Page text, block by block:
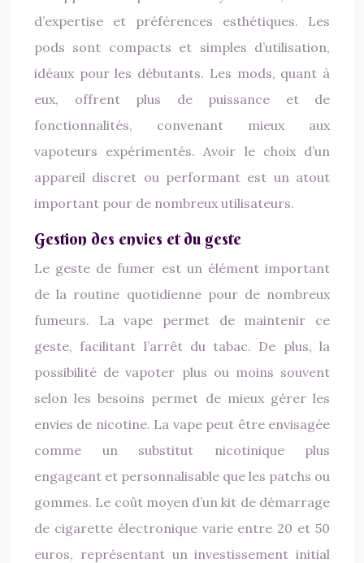
d’expertise et préférences esthétiques. Les
pods sont compacts et simples d’utilisation,
idéaux pour les débutants. Les mods, quant à
eux, offrent plus de puissance et de
fonctionnalités, convenant mieux aux
vapoteurs expérimentés. Avoir le choix d’un
appareil discret ou performant est un atout
important pour de nombreux utilisateurs.
Gestion des envies et du geste
Le geste de fumer est un élément important
de la routine quotidienne pour de nombreux
fumeurs. La vape permet de maintenir ce
geste, facilitant l’arrêt du tabac. De plus, la
possibilité de vapoter plus ou moins souvent
selon les besoins permet de mieux gérer les
envies de nicotine. La vape peut être envisagée
comme un substitut nicotinique plus
engageant et personnalisable que les patchs ou
gommes. Le coût moyen d’un kit de démarrage
de cigarette électronique varie entre 20 et 50
euros, représentant un investissement initial